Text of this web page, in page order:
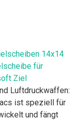
14x14
für
Ziel
Luftdruckwaffen:
ist speziell für
und fängt